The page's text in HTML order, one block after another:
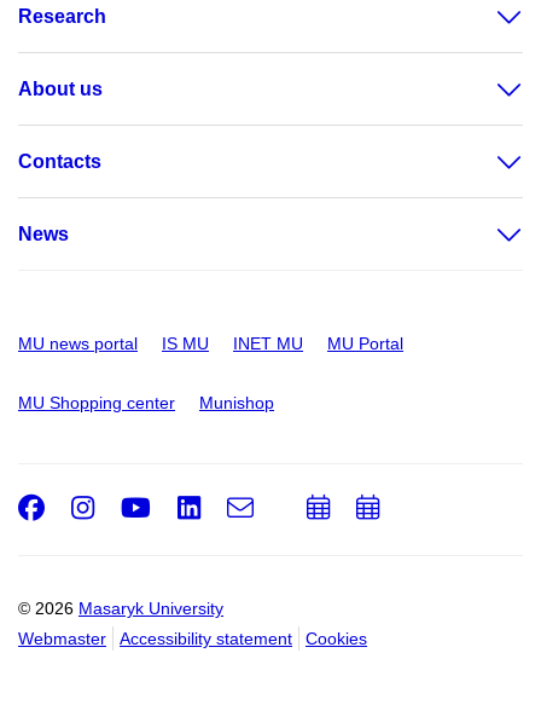
Research
About us
Contacts
News
MU news portal IS MU INET MU MU Portal
MU Shopping center Munishop
© 2026 Masaryk University
Webmaster
Accessibility statement Cookies
Facebook
Instagram
Youtube
LinkedIn
e-
AddAdd